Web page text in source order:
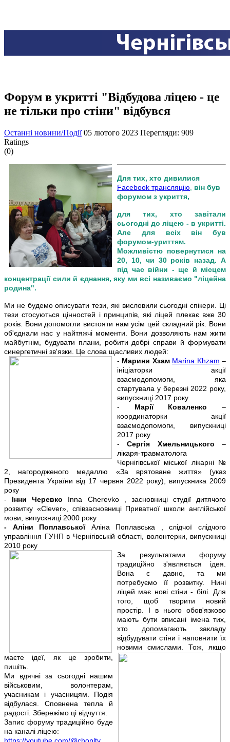
Форум в укритті "Відбудова ліцею - це
не тільки про стіни" відбувся
Останні новини/Події 05 лютого 2023 Перегляди: 909
Ratings
(0)
Для тих, хто дивилися
Facebook трансляцію
він був
форумом з укриття,
для тих, хто завітали
сьогодні до ліцею - в укритті.
Але для всіх він був
форумом-уриттям.
Можливістю повернутися на
20, 10, чи 30 років назад. А
під час війни - ще й місцем
концентрації сили й єднання, яку ми всі називаємо "ліцейна
родина".
Ми не будемо описувати тези, які висловили сьогодні спікери. Ці
тези стосуються цінностей і принципів, які ліцей плекає вже 30
років. Вони допомогли вистояти нам усім цей складний рік. Вони
об'єднали нас у найтяжчі моменти. Вони дозволяють нам жити
майбутнім, будувати плани, робити добрі справи й формувати
синергетичні зв'язки. Це слова щасливих людей:
- Марини Хзам Marina Khzam –
ініціаторки акції
взаємодопомоги, яка
стартувала у березні 2022 року,
випускниці 2017 року
- Марії Коваленко –
координаторки акції
взаємодопомоги, випускниці
2017 року
-Сергія Хмельницького –
лікаря-травматолога
Чернігівської міської лікарні №
2, нагородженого медаллю «За врятоване життя» (указ
Президента України від 17 червня 2022 року), випускника 2009
року
- Інни Черевко Inna Cherevko , засновниці студії дитячого
розвитку «Clever», співзасновниці Приватної школи англійської
мови, випускниці 2000 року
- Аліни ПоплавськоїАліна Поплавська , слідчої слідчого
управління ГУНП в Чернігівській області, волонтерки, випускниці
2010 року
За результатами форуму
традиційно з'являється ідея.
Вона є давно, та ми
потребуємо її розвитку. Нині
ліцей має нові стіни - білі. Для
того, щоб творити новий
простір. І в нього обов'язково
мають бути вписані імена тих,
хто допомагають закладу
відбудувати стіни і наповнити їх
новими смислами. Тож, якщо
маєте ідеї, як це зробити,
пишіть.
Ми вдячні за сьогодні нашим
військовим, волонтерам,
учасникам і учасницям. Подія
відбулася. Сповнена тепла й
радості. Збережімо ці відчуття.
Запис форуму традиційно буде
на каналі ліцею: